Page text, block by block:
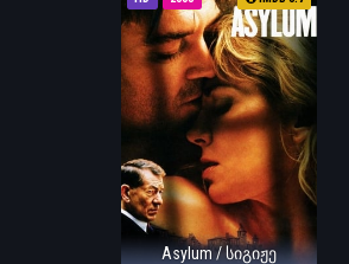
Asylum / სიგიჟე